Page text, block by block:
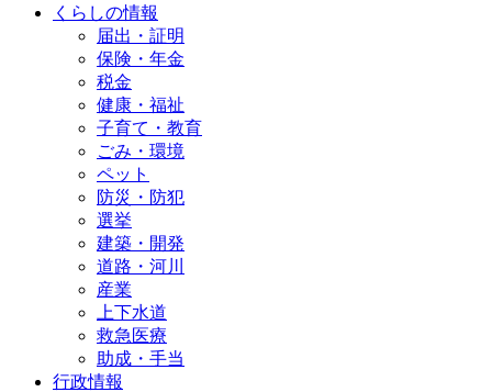
くらしの情報
届出・証明
保険・年金
税金
健康・福祉
子育て・教育
ごみ・環境
ペット
防災・防犯
選挙
建築・開発
道路・河川
産業
上下水道
救急医療
助成・手当
行政情報